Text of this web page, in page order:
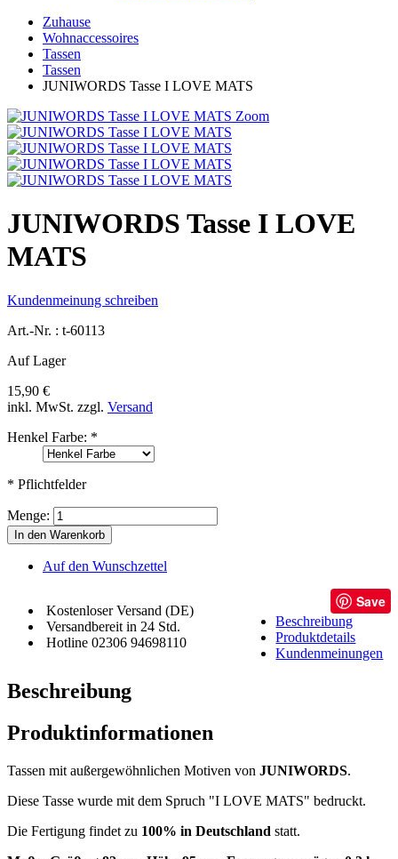
Zuhause
Wohnaccessoires
Tassen
Tassen
JUNIWORDS Tasse I LOVE MATS
Zoom
JUNIWORDS Tasse I LOVE
MATS
Kundenmeinung schreiben
Art.-Nr. : t-60113
Auf Lager
15,90 €
inkl. MwSt. zzgl. Versand
Henkel Farbe: *
* Pflichtfelder
Menge:
In den Warenkorb
Auf den Wunschzettel
Kostenloser Versand (DE)
Versandbereit in 24 Std.
Hotline 02306 94698110
Save
Beschreibung
Produktdetails
Kundenmeinungen
Beschreibung
Produktinformationen
Tassen mit außergewöhnlichen Motiven von JUNIWORDS.
Diese Tasse wurde mit dem Spruch "I LOVE MATS" bedruckt.
Die Fertigung findet zu 100% in Deutschland statt.